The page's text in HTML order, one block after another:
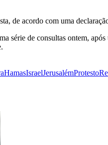
de acordo com uma
de consultas ontem,
HamasIsraelJerusalémProtesto